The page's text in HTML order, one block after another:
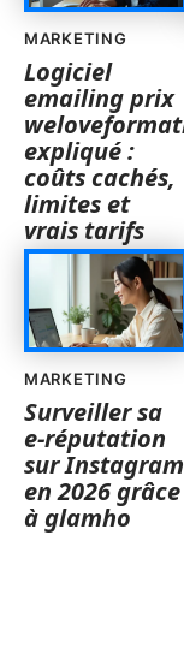
MARKETING
Logiciel
emailing prix
expliqué :
coûts cachés,
limites et
vrais tarifs
MARKETING
Surveiller sa
e-réputation
sur Instagram
en 2026 grâce
à glamho